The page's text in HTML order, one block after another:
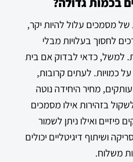
של מסמכים עלול להיות יקר,
לחסוך בעלויות מבלי
למשל, כדאי לבדוק אם בית
כמויות. לעתים קרובות,
מחיר היחידה נוטה
בזהירות אילו מסמכים
פיזיים ואילו ניתן לשמור
ושיתוף דיגיטליים יכולים
משלוח.